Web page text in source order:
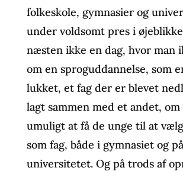
folkeskole, gymnasier og
under voldsomt pres i
næsten ikke en dag, hvor man
om en sproguddannelse, som
lukket, et fag der er blevet
lagt sammen med et andet,
umuligt at få de unge til at
som fag, både i gymnasiet og på
universitetet. Og på trods af